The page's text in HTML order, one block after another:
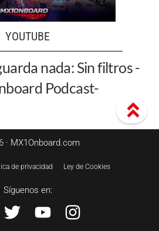
YOUTUBE
nada: Sin filtros -
Podcast-
· MX1Onboard.com
de privacidad Ley de Cookies
Síguenos en: